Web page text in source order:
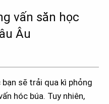
vấn săn học
Âu
sẽ trải qua kì phỏng
hóc búa. Tuy nhiên,